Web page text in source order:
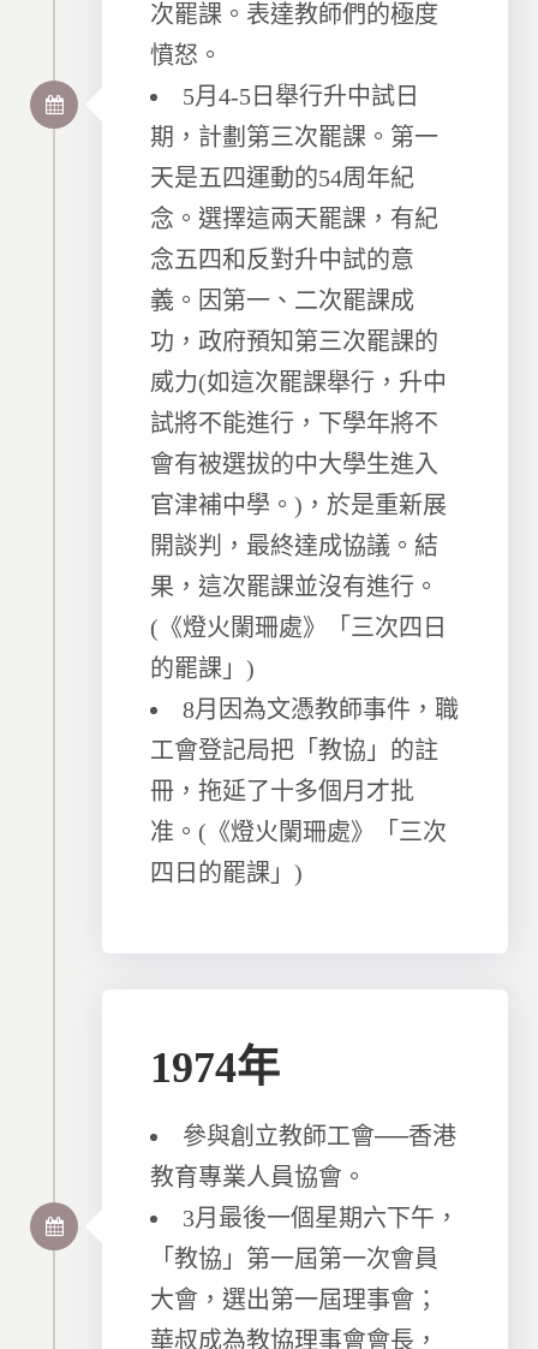
次罷課。表達教師們的極度
憤怒。
5月4-5日舉行升中試日
期，計劃第三次罷課。第一
天是五四運動的54周年紀
念。選擇這兩天罷課，有紀
念五四和反對升中試的意
義。因第一、二次罷課成
功，政府預知第三次罷課的
威力(如這次罷課舉行，升中
試將不能進行，下學年將不
會有被選拔的中大學生進入
官津補中學。)，於是重新展
開談判，最終達成協議。結
果，這次罷課並沒有進行。
(《燈火闌珊處》「三次四日
的罷課」)
8月因為文憑教師事件，職
工會登記局把「教協」的註
冊，拖延了十多個月才批
准。(《燈火闌珊處》「三次
四日的罷課」)
1974年
參與創立教師工會──香港
教育專業人員協會。
3月最後一個星期六下午，
「教協」第一屆第一次會員
大會，選出第一屆理事會；
華叔成為教協理事會會長，